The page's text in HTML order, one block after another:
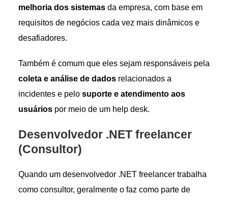
melhoria dos sistemasda empresa, com base em
requisitos de negócios cada vez mais dinâmicos e
desafiadores.
Também é comum que eles sejam responsáveis pela
coleta e análise de dadosrelacionados a
incidentes e pelo suporte e atendimento aos
usuáriospor meio de um help desk.
Desenvolvedor .NET freelancer
(Consultor)
Quando um desenvolvedor .NET freelancer trabalha
como consultor, geralmente o faz como parte de